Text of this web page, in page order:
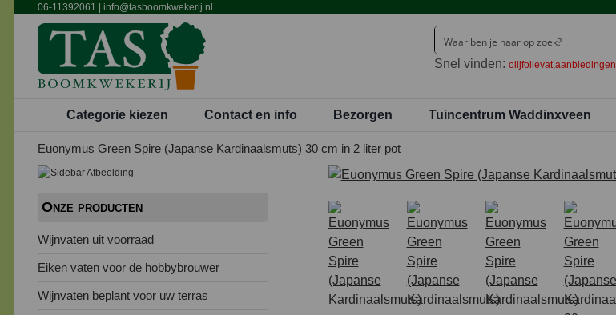
06-11392061 info@tasboomkwekerij.nl
Snel vinden: olijfolievat aanbiedingen
Categorie kiezen Contact en info Bezorgen Tuincentrum Waddinxveen
Euonymus Green Spire (Japanse Kardinaalsmuts) 30 cm in 2 liter pot
Onze producten
Wijnvaten uit voorraad
Eiken vaten voor de hobbybrouwer
Wijnvaten beplant voor uw terras